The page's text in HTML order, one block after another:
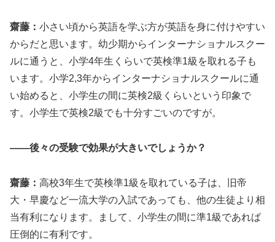
齋藤： 小さい頃から英語を学ぶ方が英語を身に付けやすい
からだと思います。幼少期からインターナショナルスクー
ルに通うと、小学4年生くらいで英検準1級を取れる子も
います。小学2,3年からインターナショナルスクールに通
い始めると、小学生の間に英検2級くらいという印象で
す。小学生で英検2級でも十分すごいのですが。
――後々の受験で効果が大きいでしょうか？
齋藤： 高校3年生で英検準1級を取れている子は、旧帝
大・早慶など一流大学の入試であっても、他の生徒より相
当有利になります。まして、小学生の間に準1級であれば
圧倒的に有利です。